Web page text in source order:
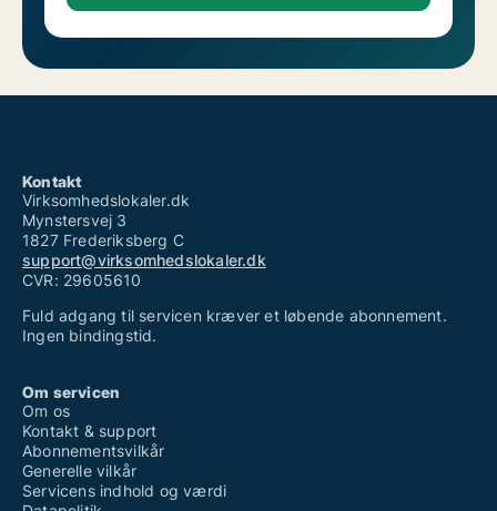
Kontakt
Virksomhedslokaler.dk
Mynstersvej 3
1827 Frederiksberg C
support@virksomhedslokaler.dk
CVR: 29605610
Fuld adgang til servicen kræver et løbende abonnement.
Ingen bindingstid.
Om servicen
Om os
Kontakt & support
Abonnementsvilkår
Generelle vilkår
Servicens indhold og værdi